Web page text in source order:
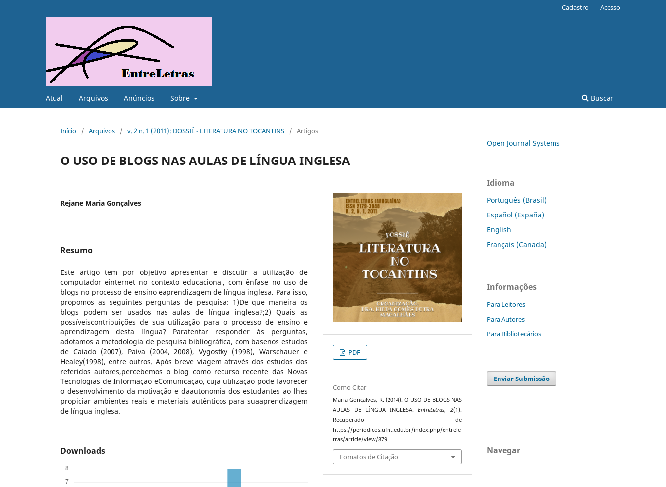
Atual Arquivos Anúncios Sobre Buscar
Cadastro Acesso
Início / Arquivos / v. 2 n. 1 (2011): DOSSIÊ - LITERATURA NO TOCANTINS / Artigos
O USO DE BLOGS NAS AULAS DE LÍNGUA INGLESA
Rejane Maria Gonçalves
Resumo
Este artigo tem por objetivo apresentar e discutir a utilização de
computador einternet no contexto educacional, com ênfase no uso de
blogs no processo de ensino eaprendizagem de língua inglesa. Para isso,
propomos as seguintes perguntas de pesquisa: 1)De que maneira os
blogs podem ser usados nas aulas de língua inglesa?;2) Quais as
possíveiscontribuições de sua utilização para o processo de ensino e
aprendizagem desta língua? Paratentar responder às perguntas,
adotamos a metodologia de pesquisa bibliográfica, com basenos estudos
de Caiado (2007), Paiva (2004, 2008), Vygostky (1998), Warschauer e
Healey(1998), entre outros. Após breve viagem através dos estudos dos
referidos autores,percebemos o blog como recurso recente das Novas
Tecnologias de Informação eComunicação, cuja utilização pode favorecer
o desenvolvimento da motivação e daautonomia dos estudantes ao lhes
propiciar ambientes reais e materiais autênticos para suaaprendizagem
de língua inglesa.
Downloads
PDF
Como Citar
Maria Gonçalves, R. (2014). O USO DE BLOGS NAS
AULAS DE LÍNGUA INGLESA.EntreLetras, 2(1).
Recuperado de
https://periodicos.ufnt.edu.br/index.php/entrele
tras/article/view/879
Fomatos de Citação
Open Journal Systems
Idioma
Português (Brasil)
Español (España)
English
Français (Canada)
Informações
Para Leitores
Para Autores
Para Bibliotecários
Enviar Submissão
Navegar